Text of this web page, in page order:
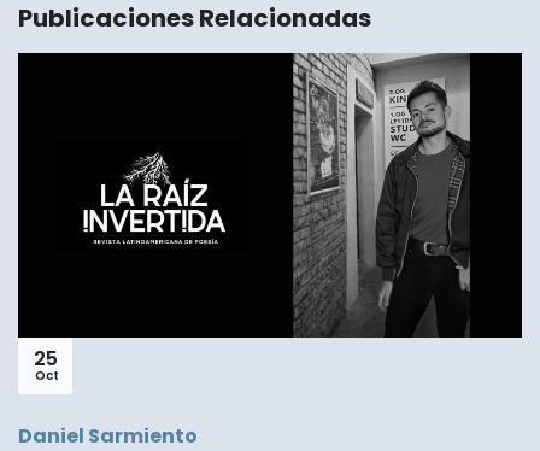
Publicaciones Relacionadas
25
Oct
Daniel Sarmiento